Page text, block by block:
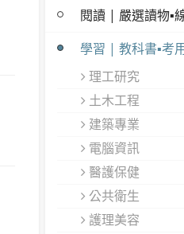
閱讀 | 嚴選讀物▪
學習 | 教科書▪考
理工研究
土木工程
建築專業
電腦資訊
醫護保健
公共衛生
護理美容